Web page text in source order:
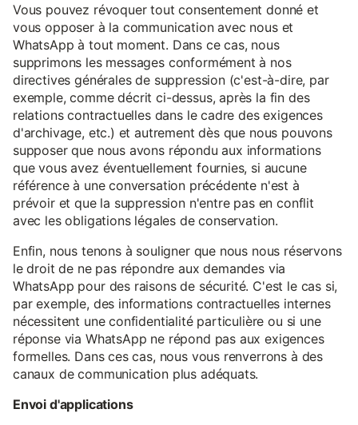
Vous pouvez révoquer tout consentement donné et
vous opposer à la communication avec nous et
WhatsApp à tout moment. Dans ce cas, nous
supprimons les messages conformément à nos
directives générales de suppression (c'est-à-dire, par
exemple, comme décrit ci-dessus, après la fin des
relations contractuelles dans le cadre des exigences
d'archivage, etc.) et autrement dès que nous pouvons
supposer que nous avons répondu aux informations
que vous avez éventuellement fournies, si aucune
référence à une conversation précédente n'est à
prévoir et que la suppression n'entre pas en conflit
avec les obligations légales de conservation.
Enfin, nous tenons à souligner que nous nous réservons
le droit de ne pas répondre aux demandes via
WhatsApp pour des raisons de sécurité. C'est le cas si,
par exemple, des informations contractuelles internes
nécessitent une confidentialité particulière ou si une
réponse via WhatsApp ne répond pas aux exigences
formelles. Dans ces cas, nous vous renverrons à des
canaux de communication plus adéquats.
Envoi d'applications